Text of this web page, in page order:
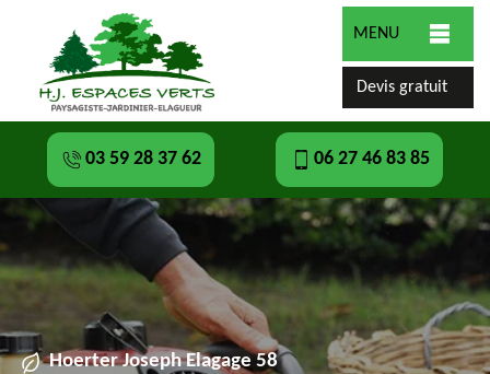
MENU
Devis gratuit
03 59 28 37 62 06 27 46 83 85
Hoerter Joseph Elagage 58